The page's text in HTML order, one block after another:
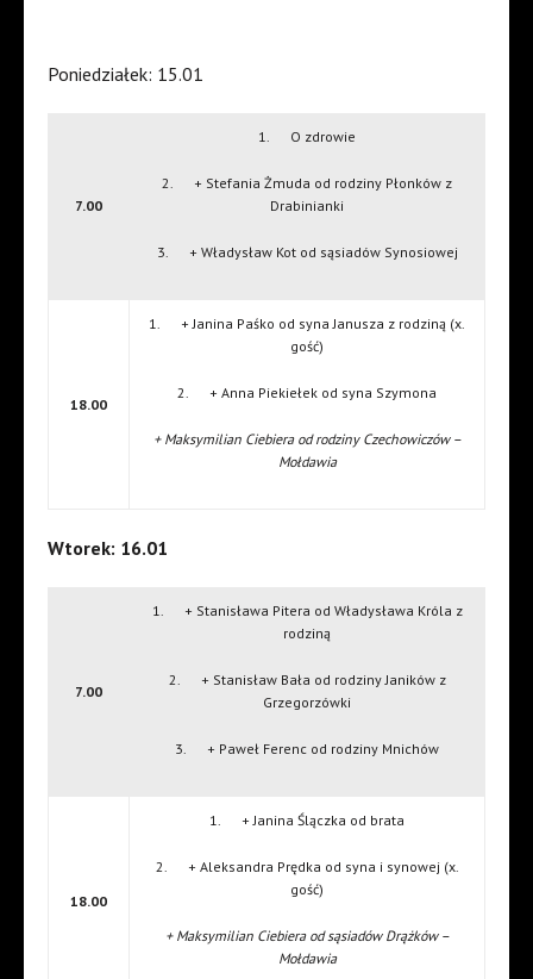
Poniedziałek: 15.01
7.00
1. O zdrowie
2. + Stefania Żmuda od rodziny Płonków z
Drabinianki
3. + Władysław Kot od sąsiadów Synosiowej
18.00
1. + Janina Paśko od syna Janusza z rodziną (x.
gość)
2. + Anna Piekiełek od syna Szymona
+ Maksymilian Ciebiera od rodziny Czechowiczów –
Mołdawia
Wtorek: 16.01
7.00
1. + Stanisława Pitera od Władysława Króla z
rodziną
2. + Stanisław Bała od rodziny Janików z
Grzegorzówki
3. + Paweł Ferenc od rodziny Mnichów
18.00
1. + Janina Ślączka od brata
2. + Aleksandra Prędka od syna i synowej (x.
gość)
+ Maksymilian Ciebiera od sąsiadów Drążków –
Mołdawia